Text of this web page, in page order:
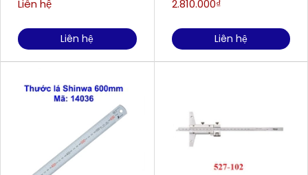
Liên hệ
Liên hệ
2.810.000₫
Liên hệ